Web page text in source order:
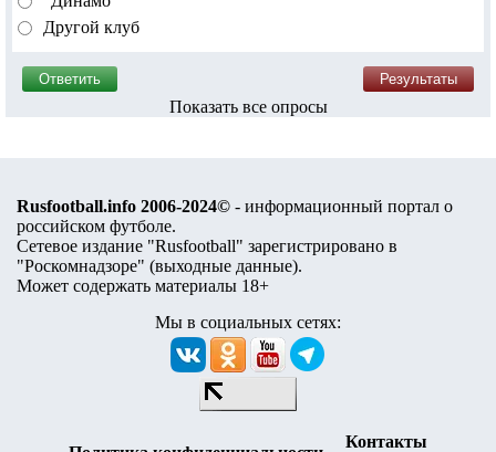
Другой клуб
Показать все опросы
Rusfootball.info 2006-2024© - информационный портал о
российском футболе.
Сетевое издание "Rusfootball" зарегистрировано в
"Роскомнадзоре" (выходные данные).
Может содержать материалы 18+
Мы в социальных сетях:
Контакты